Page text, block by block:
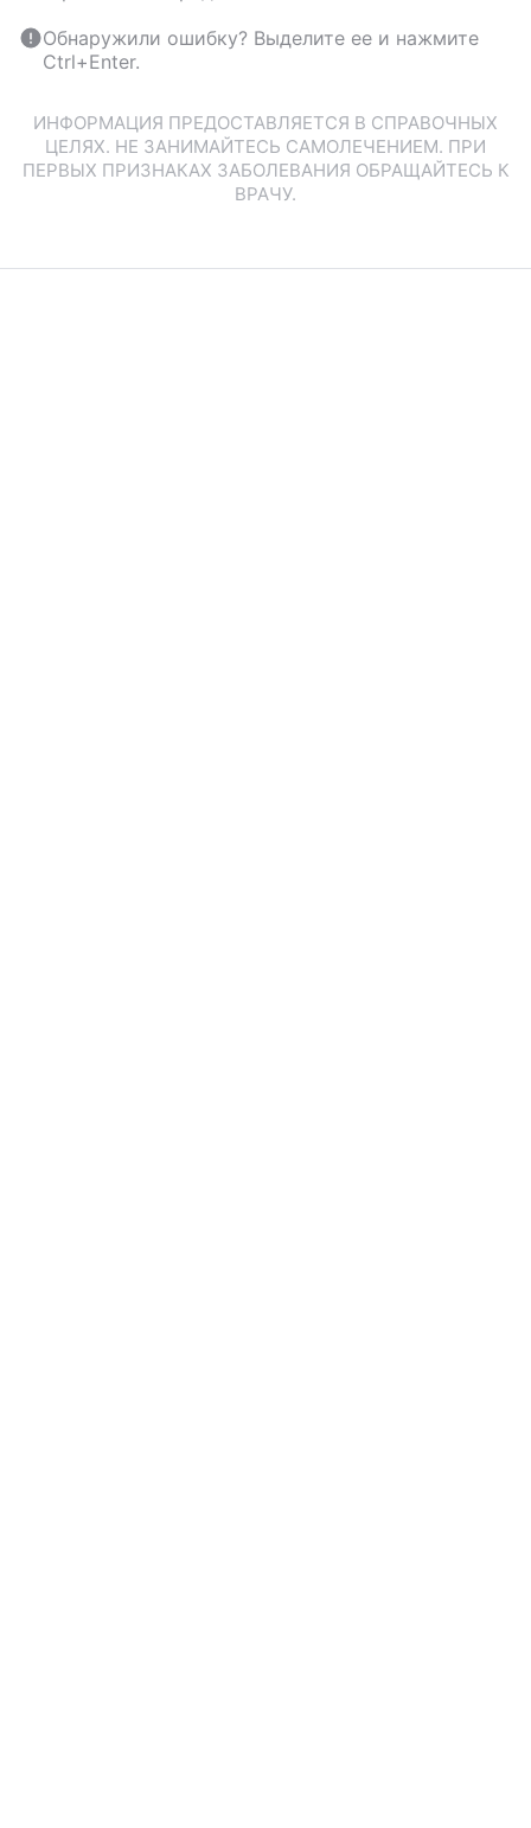
Обнаружили ошибку? Выделите ее и нажмите
Ctrl+Enter.
ИНФОРМАЦИЯ ПРЕДОСТАВЛЯЕТСЯ В СПРАВОЧНЫХ
ЦЕЛЯХ. НЕ ЗАНИМАЙТЕСЬ САМОЛЕЧЕНИЕМ. ПРИ
ПЕРВЫХ ПРИЗНАКАХ ЗАБОЛЕВАНИЯ ОБРАЩАЙТЕСЬ К
ВРАЧУ.